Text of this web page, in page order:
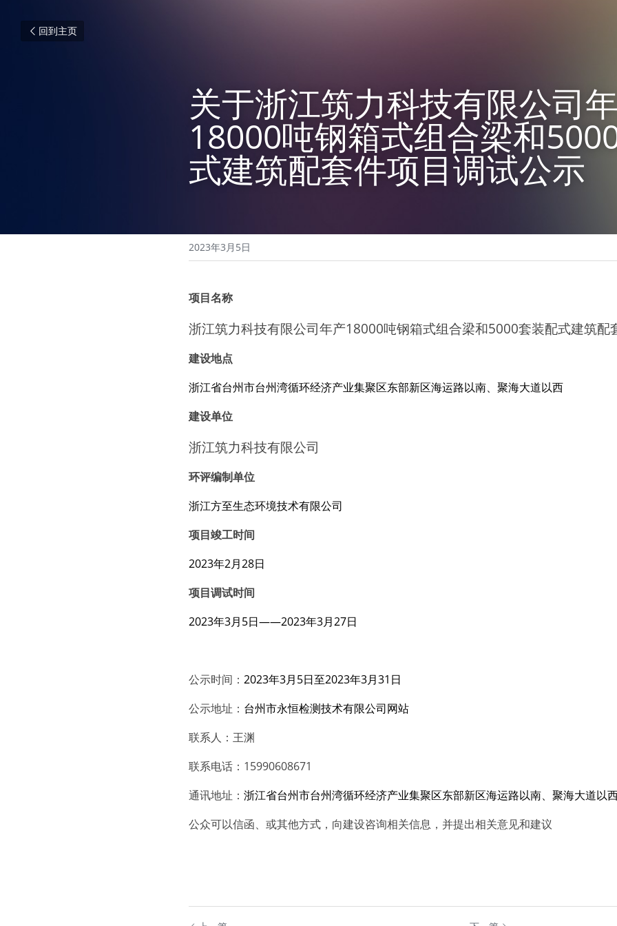
回到主页
关于浙江筑力科技有限公司
18000吨钢箱式组合梁和
式建筑配套件项目调试公示
2023年3月5日
项目名称
浙江筑力科技有限公司年产18000吨钢箱式组合梁和5000套装配式建筑配
建设地点
浙江省台州市台州湾循环经济产业集聚区东部新区海运路以南、聚海大道以西
建设单位
浙江筑力科技有限公司
环评编制单位
浙江方至生态环境技术有限公司
项目竣工时间
2023年2月28日
项目调试时间
2023年3月5日——2023年3月27日
公示时间： 2023年3月5日至2023年3月31日
公示地址： 台州市永恒检测技术有限公司网站
联系人：王渊
联系电话：15990608671
通讯地址： 浙江省台州市台州湾循环经济产业集聚区东部新区海运路以南、聚海大道以
公众可以信函、或其他方式，向建设咨询相关信息，并提出相关意见和建议